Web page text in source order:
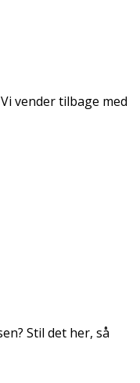
vender tilbage med
Stil det her, så